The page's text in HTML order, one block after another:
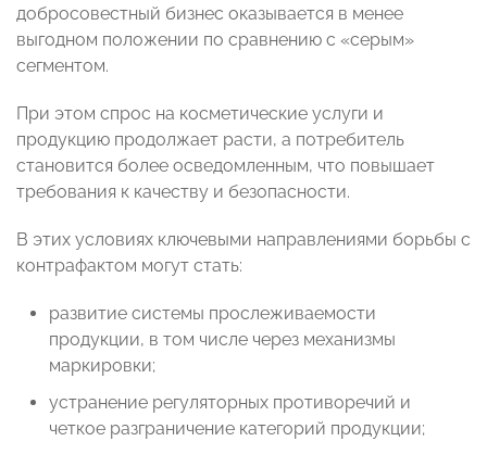
добросовестный бизнес оказывается в менее
выгодном положении по сравнению с «серым»
сегментом.
При этом спрос на косметические услуги и
продукцию продолжает расти, а потребитель
становится более осведомленным, что повышает
требования к качеству и безопасности.
В этих условиях ключевыми направлениями борьбы с
контрафактом могут стать:
развитие системы прослеживаемости
продукции, в том числе через механизмы
маркировки;
устранение регуляторных противоречий и
четкое разграничение категорий продукции;